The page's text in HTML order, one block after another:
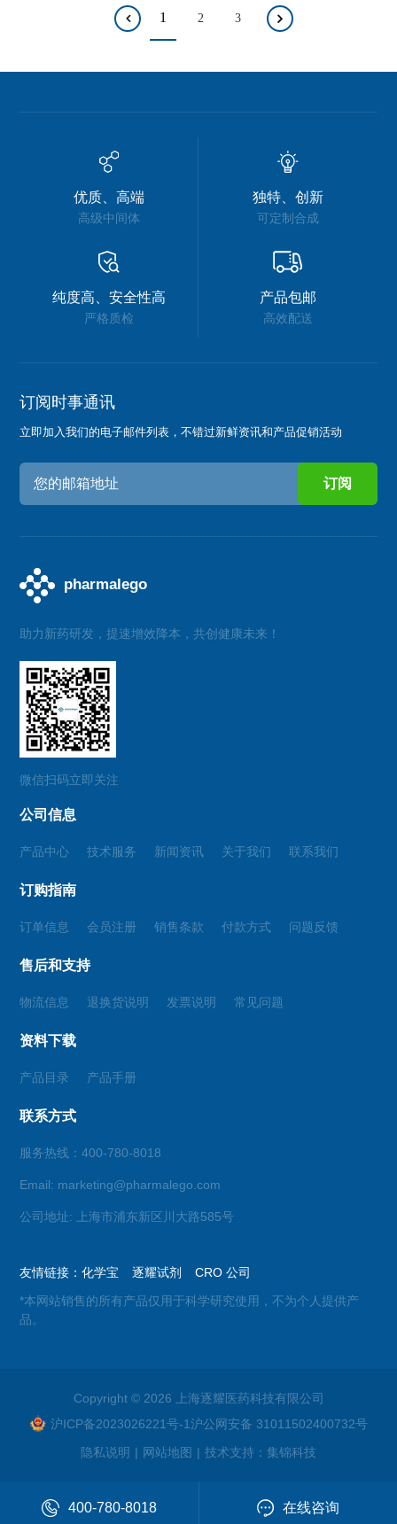
1 2 3
优质、高端
高级中间体
独特、创新
可定制合成
纯度高、安全性高
严格质检
产品包邮
高效配送
订阅时事通讯
立即加入我们的电子邮件列表，不错过新鲜资讯和产品促销活动
助力新药研发，提速增效降本，共创健康未来！
微信扫码立即关注
公司信息
产品中心 技术服务 新闻资讯 关于我们 联系我们
订购指南
订单信息 会员注册 销售条款 付款方式 问题反馈
售后和支持
物流信息 退换货说明 发票说明 常见问题
资料下载
产品目录 产品手册
联系方式
服务热线：400-780-8018
Email: marketing@pharmalego.com
公司地址: 上海市浦东新区川大路585号
友情链接：化学宝 逐耀试剂
CRO 公司
*本网站销售的所有产品仅用于科学研究使用，不为个人提供产
品。
Copyright © 2026 上海逐耀医药科技有限公司
沪ICP备2023026221号-1沪公网安备 31011502400732号
隐私说明 | 网站地图 | 技术支持： 集锦科技
400-780-8018 在线咨询